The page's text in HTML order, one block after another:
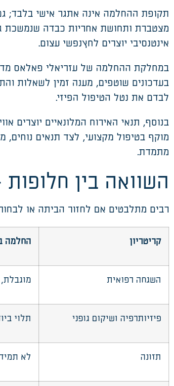
תקופת ההחלמה אינה אתגר אישי בלבד;
מצטברת ותחושת אחריות כבדה שנמשכת
אינטנסיבי יוצרים לחץנפשי עצום.
במחלקת ההחלמה של עזריאלי פאלאס
בעדכונים שוטפים, מענה זמין לשאלות
לבדם את נטל הטיפול הפיזי.
בנוסף, תנאי האירוח המלונאיים יוצרים
מוקף בטיפול מקצועי, לצד תנאים
מתמדת.
השוואה בין חלופות
רבים מתלבטים אם לחזור הביתה או
קריטריון החלמה
השגחה רפואית
פיזיותרפיה ושיקום גופני תלוי
תזונה לא